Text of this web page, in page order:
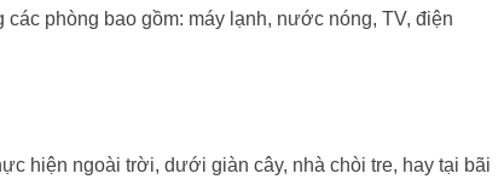
phòng bao gồm: máy lạnh, nước nóng, TV, điện
hiện ngoài trời, dưới giàn cây, nhà chòi tre, hay tại bãi